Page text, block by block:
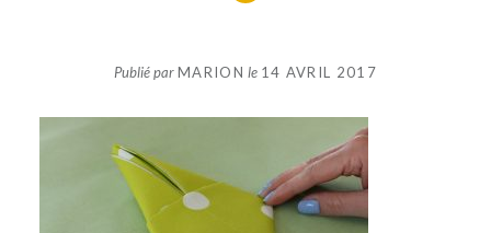
Publié parMARION le 14 AVRIL 2017